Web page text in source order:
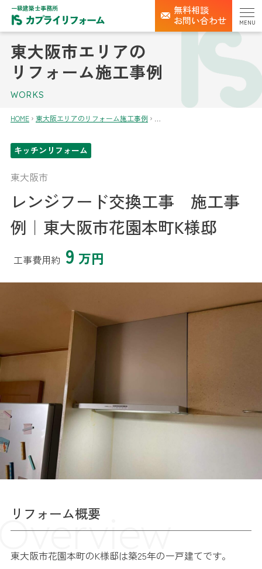
一級建築士事務所
無料相談
お問い合わせ
MENU
東大阪市エリアの
リフォーム施工事例
WORKS
HOME 東大阪エリアのリフォーム施工事例
キッチンリフォーム
東大阪市
レンジフード交換工事 施工事
例｜東大阪市花園本町K様邸
工事費用約 9 万円
リフォーム概要
東大阪市花園本町のK様邸は築25年の一戸建てです。